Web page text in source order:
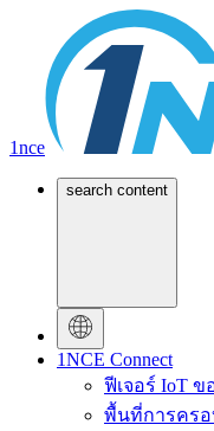
1nce
search content
1NCE Connect
ฟีเจอร์ IoT ข
พื้นที่การครอ